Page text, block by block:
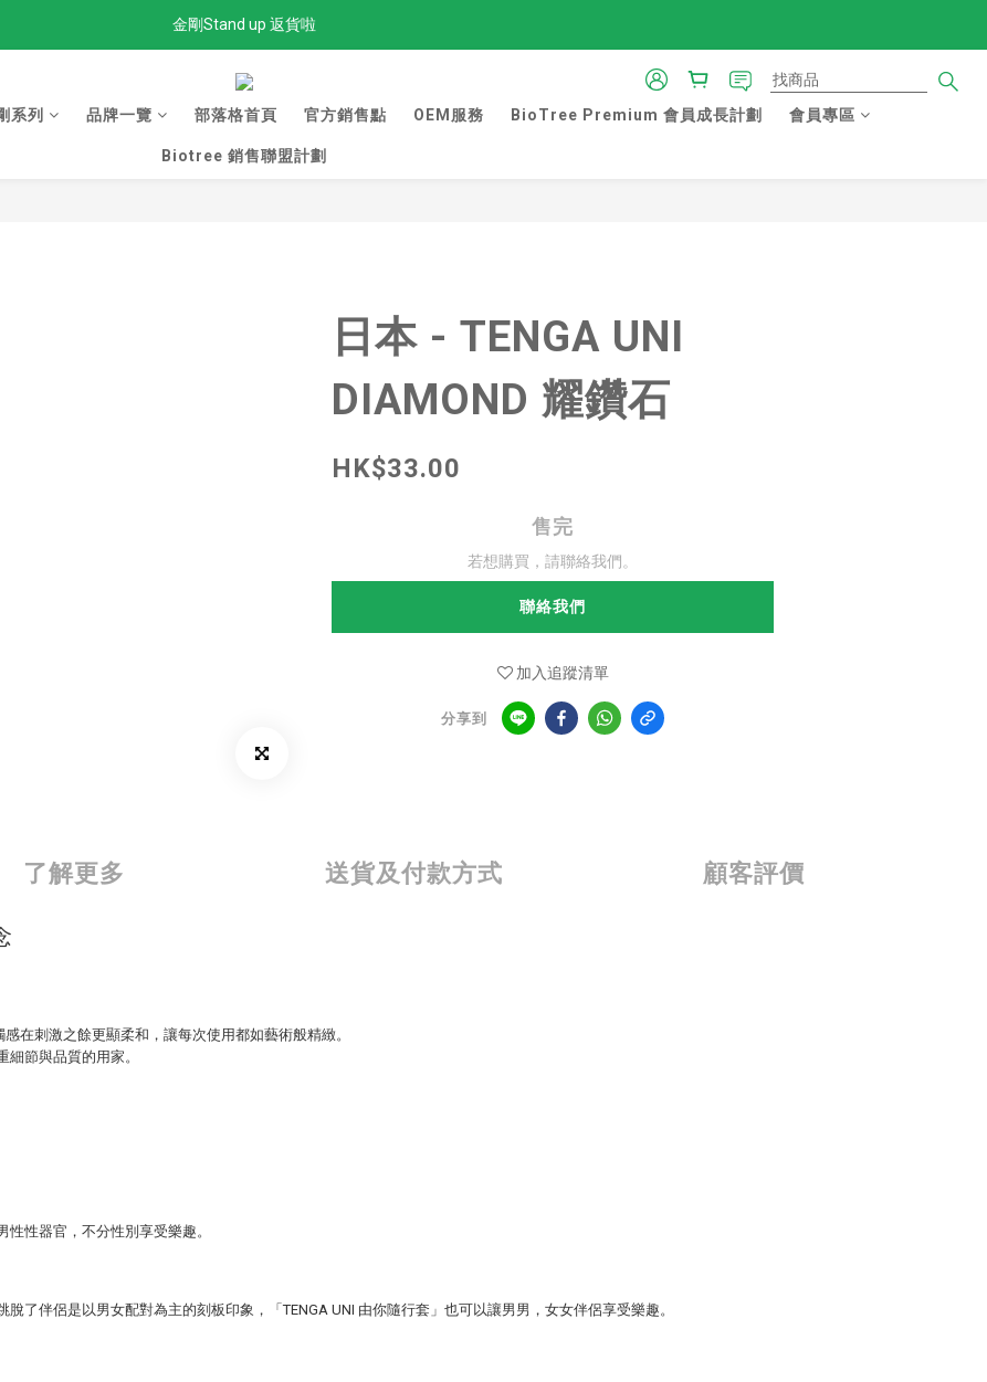
全單滿$300免運費
金剛Stand up 返貨啦
全單滿$300免運費
系列 品牌一覽 部落格首頁 官方銷售點 OEM服務 BioTree Premium 會員成長計劃 會員專區
Biotree 銷售聯盟計劃
日本 - TENGA UNI
DIAMOND 耀鑽石
HK$33.00
售完
若想購買，請聯絡我們。
聯絡我們
加入追蹤清單
分享到
了解更多 送貨及付款方式 顧客評價
在刺激之餘更顯柔和，讓每次使用都如藝術般精緻。
節與品質的用家。
性器官，不分性別享受樂趣。
了伴侶是以男女配對為主的刻板印象，「TENGA UNI 由你隨行套」也可以讓男男，女女伴侶享受樂趣。